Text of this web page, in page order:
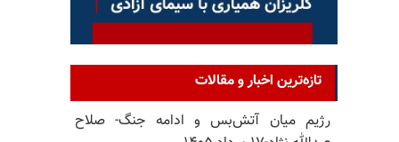
تازه‌ترین اخبار و مقالات
رژیم میان آتش‌بس و ادامه جنگ- صلاح